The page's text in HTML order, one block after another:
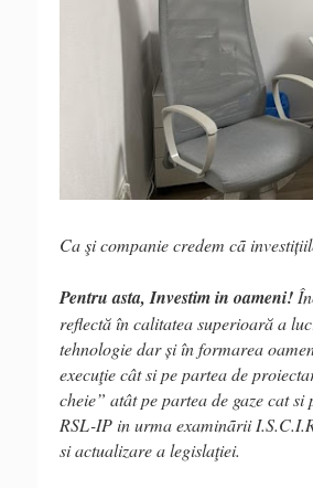
Ca şi companie credem cã
Pentru asta, Investim in oameni!
reflectă în calitatea superioară a
tehnologie dar și în formarea
execuţie cât si pe partea de
cheie” atât pe partea de gaze cat
RSL-IP in urma examinãrii
si actualizare a legislaţiei.